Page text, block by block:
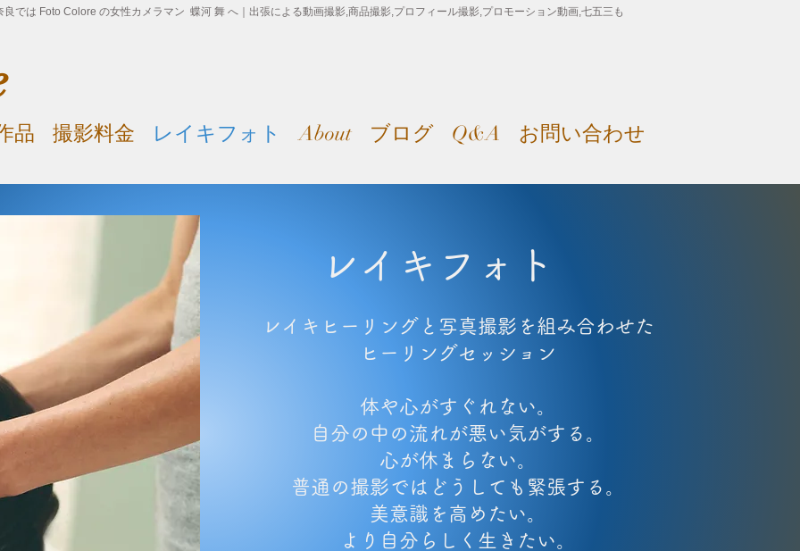
は Foto Colore の女性カメラマン 蝶河 舞 へ｜出張による動画撮影,商品撮影,プロフィール撮影,プロモーション動画,七五三も
品 撮影料金 レイキフォト About ブログ Q&A お問い合わせ
レイキフォト
レイキヒーリングと写真撮影を組み合わせた
ヒーリングセッション
体や心がすぐれない。
自分の中の流れが悪い気がする。
心が休まらない。
普通の撮影ではどうしても緊張する。
美意識を高めたい。
​より自分らしく生きたい。